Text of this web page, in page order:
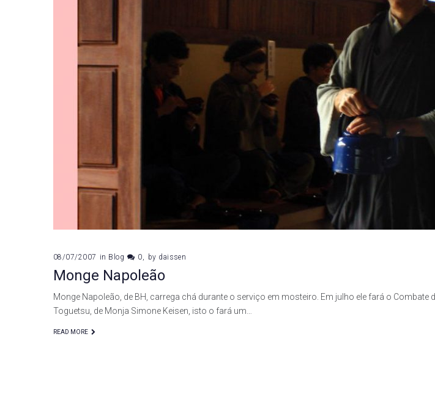
08/07/2007 in Blog 0 by daissen
Monge Napoleão
Monge Napoleão, de BH, carrega chá durante o serviço em mosteiro. Em julho ele fará o Combate
Toguetsu, de Monja Simone Keisen, isto o fará um…
READ MORE